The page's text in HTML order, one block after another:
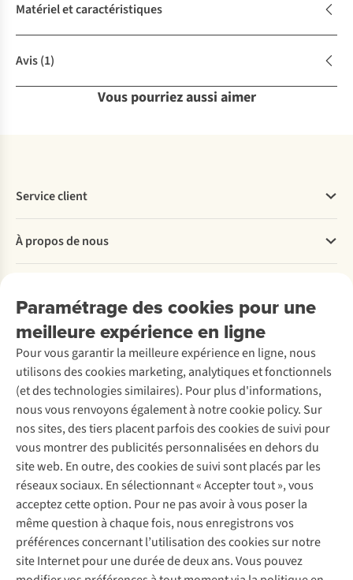
Matériel et caractéristiques
Avis(1)
Vous pourriez aussi aimer
Paramétrage des cookies pour une
meilleure expérience en ligne
Pour vous garantir la meilleure expérience en ligne, nous
utilisons des cookies marketing, analytiques et fonctionnels
(et des technologies similaires). Pour plus d'informations,
nous vous renvoyons également à notre cookie policy. Sur
nos sites, des tiers placent parfois des cookies de suivi pour
vous montrer des publicités personnalisées en dehors du
site web. En outre, des cookies de suivi sont placés par les
réseaux sociaux. En sélectionnant « Accepter tout », vous
acceptez cette option. Pour ne pas avoir à vous poser la
même question à chaque fois, nous enregistrons vos
préférences concernant l’utilisation des cookies sur notre
site Internet pour une durée de deux ans. Vous pouvez
Service client
Commander
Payer
Retourner
Rétractation d'une commande
Entretien & réparations
Garantie
Contactez-nous
À propos de nous
Entreprise responsable
À propos d’Ayacucho
Nos magasins
À propos d’A.S.Adventure
Déclaration d'accessibilité
Location / Location sports d’hiver
Seconde-main
Entretien de ski
Service de lavage
Entretien de chaussures
Réparation de chaussures
Réparation de vêtements
Retouches
Pour les entreprises
Découvrez
A.S.Magazine
Explore Camp
Expertise & conseils
Abonnez-vous à la newsletter
Suivez-nous